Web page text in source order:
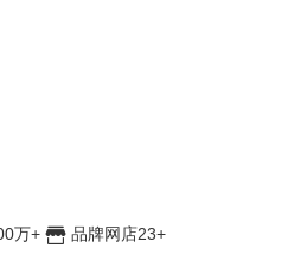
万+
品牌网店23+